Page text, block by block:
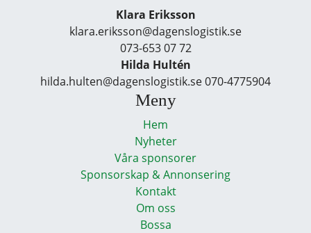
Klara Eriksson
klara.eriksson@dagenslogistik.se
073-653 07 72
Hilda Hultén
hilda.hulten@dagenslogistik.se 070-4775904
Meny
Hem
Nyheter
Våra sponsorer
Sponsorskap & Annonsering
Kontakt
Om oss
Bossa